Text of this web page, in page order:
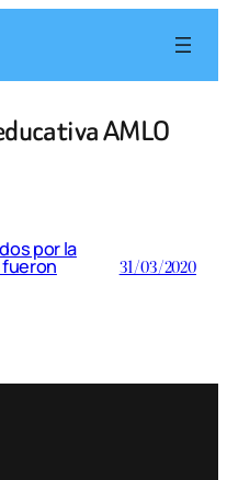
AMLO
por la
31/03/2020